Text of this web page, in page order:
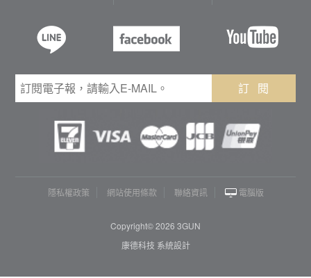
訂 閱
隱私權政策 網站使用條款 聯絡資訊 電腦版
Copyright© 2026 3GUN
康德科技 系統設計